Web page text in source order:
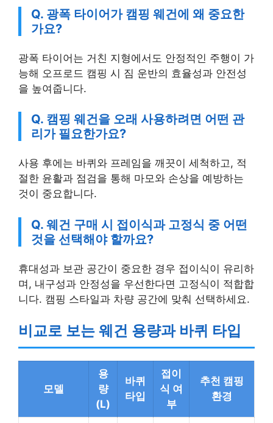
Q. 광폭 타이어가 캠핑 웨건에 왜 중요한
가요?
광폭 타이어는 거친 지형에서도 안정적인 주행이 가
능해 오프로드 캠핑 시 짐 운반의 효율성과 안전성
을 높여줍니다.
Q. 캠핑 웨건을 오래 사용하려면 어떤 관
리가 필요한가요?
사용 후에는 바퀴와 프레임을 깨끗이 세척하고, 적
절한 윤활과 점검을 통해 마모와 손상을 예방하는
것이 중요합니다.
Q. 웨건 구매 시 접이식과 고정식 중 어떤
것을 선택해야 할까요?
휴대성과 보관 공간이 중요한 경우 접이식이 유리하
며, 내구성과 안정성을 우선한다면 고정식이 적합합
니다. 캠핑 스타일과 차량 공간에 맞춰 선택하세요.
비교로 보는 웨건 용량과 바퀴 타입
모델
용
량
(L)
바퀴
타입
접이
식 여
부
추천 캠핑
환경